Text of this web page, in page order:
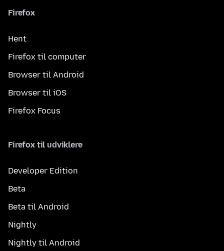
Firefox
Hent
Firefox til computer
Browser til Android
Browser til iOS
Firefox Focus
Firefox til udviklere
Developer Edition
Beta
Beta til Android
Nightly
Nightly til Android